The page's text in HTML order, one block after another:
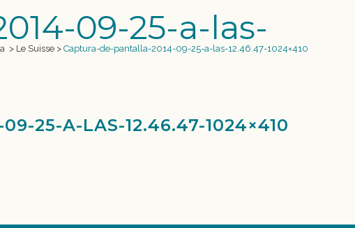
09-25-a-las-
> Le Suisse > Captura-de-pantalla-2014-09-25-a-las-12.46.47-1024×410
25-A-LAS-12.46.47-1024×410